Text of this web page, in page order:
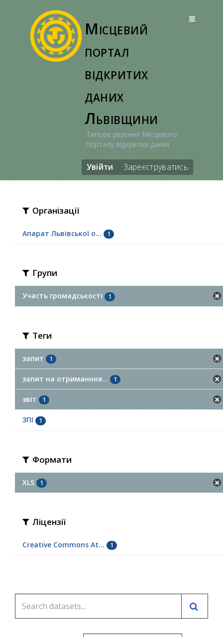
Місцевий
портал
відкритих
даних
Львівщини
Типове рішення Місцевого
порталу відкритих даних
Увійти Зареєструватись
Організації
Апарат Львівської о... 1
Групи
Участь громадськості 1
Теги
запит 1
запит на отриманння... 1
звіт 1
ЗПІ 1
Формати
XLS 1
Ліцензії
Creative Commons At... 1